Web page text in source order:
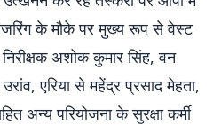
के मौके पर मुख्य रूप से वेस्ट
अशोक कुमार सिंह, वन
एरिया से महेंद्र प्रसाद मेहता,
अन्य परियोजना के सुरक्षा कर्मी